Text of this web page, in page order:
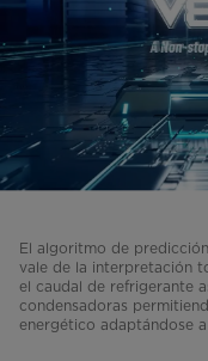
El algoritmo de
vale de la interpretación
el caudal de refrigerante
condensadoras
energético adaptándose